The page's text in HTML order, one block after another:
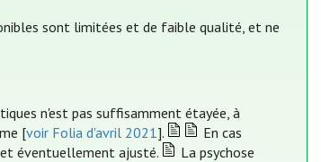
sont limitées et de faible qualité, et ne
n'est pas suffisamment étayée, à
[voir Folia d'avril 2021].
En cas
éventuellement ajusté.
La psychose